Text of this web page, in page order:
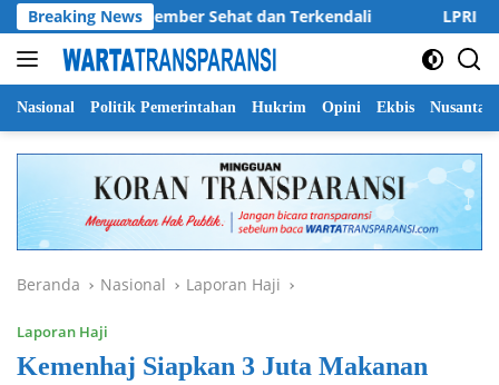
Langsung
ke
konten
Breaking NewsJember Sehat dan Terkendali LPRI DPC
Nasional Politik Pemerintahan Hukrim Opini Ekbis Nusantara
Beranda Nasional Laporan Haji
Laporan Haji
Kemenhaj Siapkan 3 Juta Makanan